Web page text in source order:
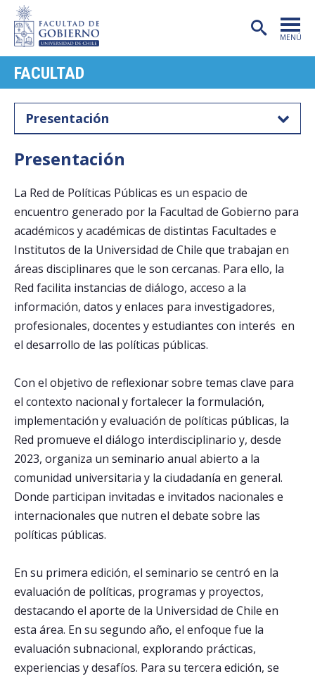
MENÚ
FACULTAD
CARRERAS
POSTGRADO
INVESTIGACIÓN
EXTENSIÓN
PUBLICACIONES
CENTROS
ADMISIÓN
Postulantes
Académicos
Funcionarios
Egresados
FACULTAD
Presentación
Presentación
La Red de Políticas Públicas es un espacio de
encuentro generado por la Facultad de Gobierno para
académicos y académicas de distintas Facultades e
Institutos de la Universidad de Chile que trabajan en
áreas disciplinares que le son cercanas. Para ello, la
Red facilita instancias de diálogo, acceso a la
información, datos y enlaces para investigadores,
profesionales, docentes y estudiantes con interés en
el desarrollo de las políticas públicas.
Con el objetivo de reflexionar sobre temas clave para
el contexto nacional y fortalecer la formulación,
implementación y evaluación de políticas públicas, la
Red promueve el diálogo interdisciplinario y, desde
2023, organiza un seminario anual abierto a la
comunidad universitaria y la ciudadanía en general.
Donde participan invitadas e invitados nacionales e
internacionales que nutren el debate sobre las
políticas públicas.
En su primera edición, el seminario se centró en la
evaluación de políticas, programas y proyectos,
destacando el aporte de la Universidad de Chile en
esta área. En su segundo año, el enfoque fue la
evaluación subnacional, explorando prácticas,
experiencias y desafíos. Para su tercera edición, se